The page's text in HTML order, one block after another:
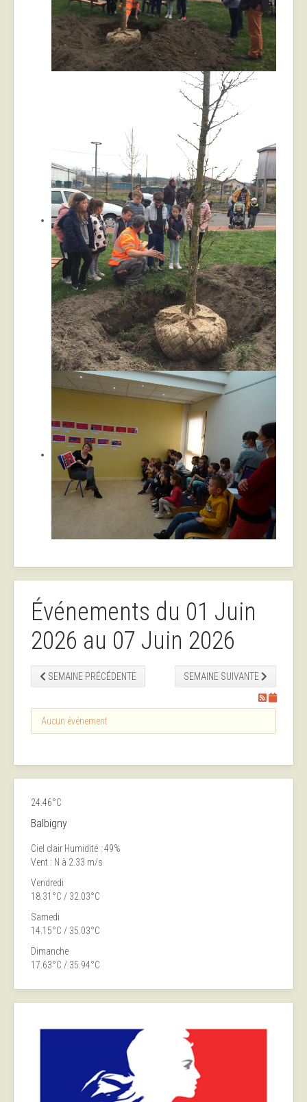
Événements du 01 Juin
2026 au 07 Juin 2026
SEMAINE PRÉCÉDENTE SEMAINE SUIVANTE
Aucun événement
24.46°C
Balbigny
Ciel clair Humidité : 49%
Vent : N à 2.33 m/s
Vendredi
18.31°C / 32.03°C
Samedi
14.15°C / 35.03°C
Dimanche
17.63°C / 35.94°C